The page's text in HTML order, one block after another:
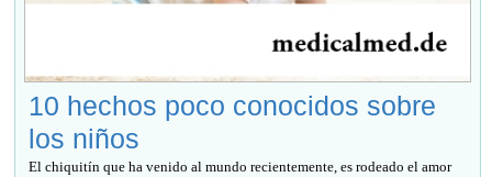
10 hechos poco conocidos sobre
los niños
El chiquitín que ha venido al mundo recientemente, es rodeado el amor